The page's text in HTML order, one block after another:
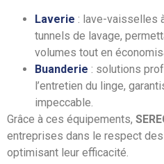
Laverie : lave-vaisselles
tunnels de lavage,
volumes tout en
Buanderie : solutions
l’entretien du linge,
impeccable.
Grâce à ces équipements,
entreprises dans le respect
optimisant leur efficacité.